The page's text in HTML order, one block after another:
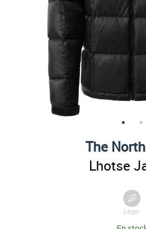
The
Lhotse
Léger